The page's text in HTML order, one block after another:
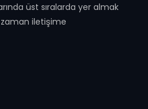
üst sıralarda yer almak
iletişime